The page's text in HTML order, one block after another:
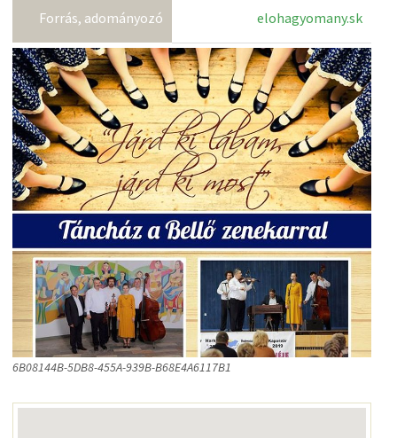
Forrás, adományozó elohagyomany.sk
6B08144B-5DB8-455A-939B-B68E4A6117B1